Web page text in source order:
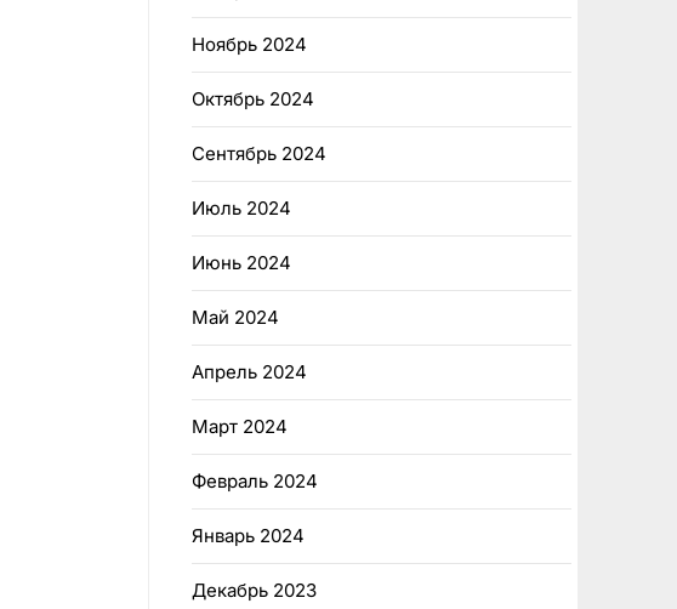
Ноябрь 2024
Октябрь 2024
Сентябрь 2024
Июль 2024
Июнь 2024
Май 2024
Апрель 2024
Март 2024
Февраль 2024
Январь 2024
Декабрь 2023